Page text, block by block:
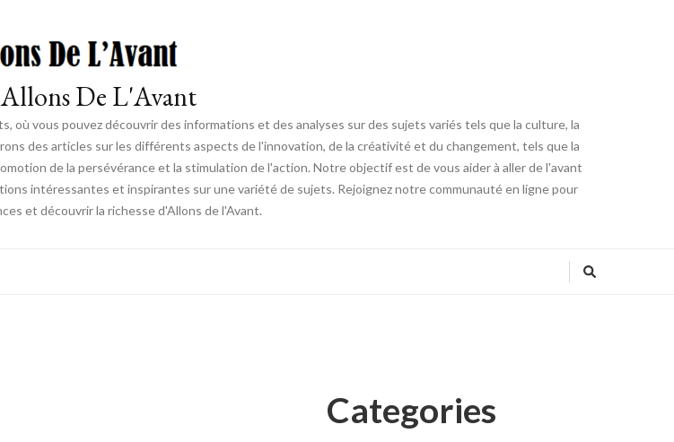
De L'Avant
vous pouvez découvrir des informations et des analyses sur des sujets variés tels que la culture, la
des articles sur les différents aspects de l'innovation, de la créativité et du changement, tels que la
de la persévérance et la stimulation de l'action. Notre objectif est de vous aider à aller de l'avant
intéressantes et inspirantes sur une variété de sujets. Rejoignez notre communauté en ligne pour
et découvrir la richesse d'Allons de l'Avant.
Categories